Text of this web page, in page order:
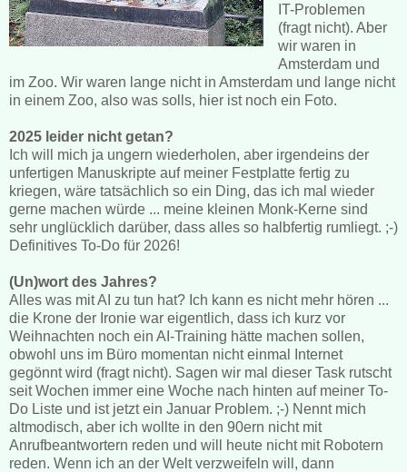
IT-Problemen
(fragt nicht). Aber
wir waren in
Amsterdam und
im Zoo. Wir waren lange nicht in Amsterdam und lange nicht
in einem Zoo, also was solls, hier ist noch ein Foto.
2025 leider nicht getan?
Ich will mich ja ungern wiederholen, aber irgendeins der
unfertigen Manuskripte auf meiner Festplatte fertig zu
kriegen, wäre tatsächlich so ein Ding, das ich mal wieder
gerne machen würde ... meine kleinen Monk-Kerne sind
sehr unglücklich darüber, dass alles so halbfertig rumliegt. ;-)
Definitives To-Do für 2026!
(Un)wort des Jahres?
Alles was mit AI zu tun hat? Ich kann es nicht mehr hören ...
die Krone der Ironie war eigentlich, dass ich kurz vor
Weihnachten noch ein AI-Training hätte machen sollen,
obwohl uns im Büro momentan nicht einmal Internet
gegönnt wird (fragt nicht). Sagen wir mal dieser Task rutscht
seit Wochen immer eine Woche nach hinten auf meiner To-
Do Liste und ist jetzt ein Januar Problem. ;-) Nennt mich
altmodisch, aber ich wollte in den 90ern nicht mit
Anrufbeantwortern reden und will heute nicht mit Robotern
reden. Wenn ich an der Welt verzweifeln will, dann